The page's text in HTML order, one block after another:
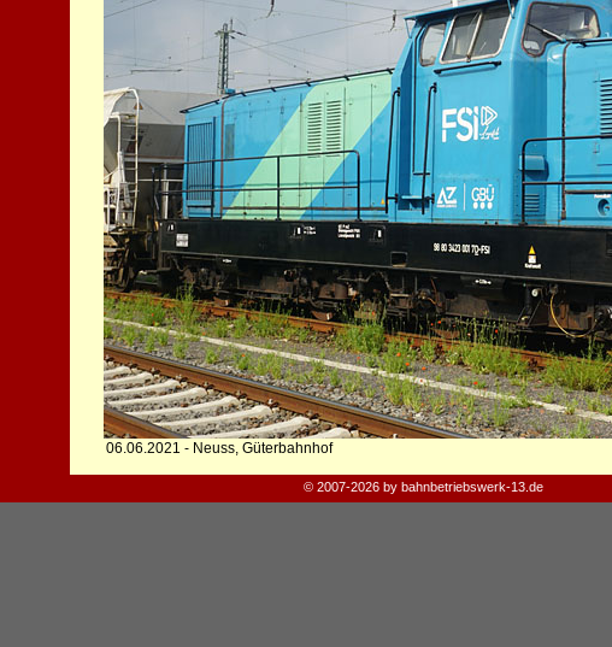
06.06.2021 - Neuss, Güterbahnhof
© 2007-2026 by bahnbetriebswerk-13.de